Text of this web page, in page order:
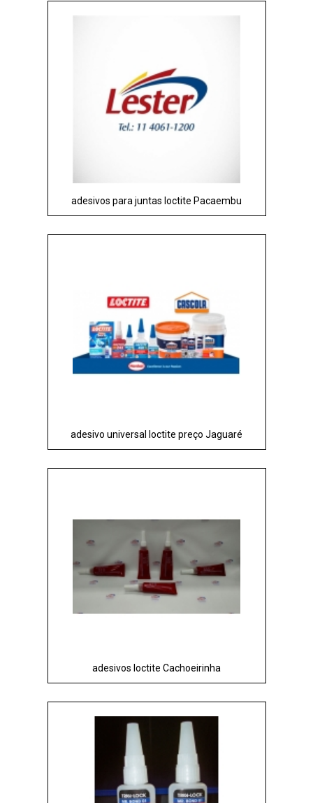
adesivos para juntas loctite Pacaembu
adesivo universal loctite preço Jaguaré
adesivos loctite Cachoeirinha